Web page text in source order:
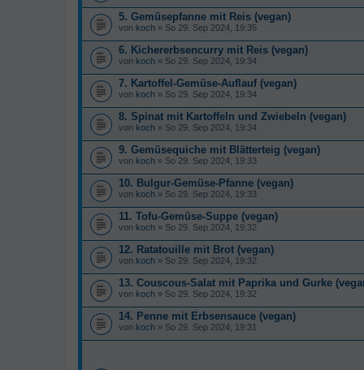
5. Gemüsepfanne mit Reis (vegan)
von koch » So 29. Sep 2024, 19:35
6. Kichererbsencurry mit Reis (vegan)
von koch » So 29. Sep 2024, 19:34
7. Kartoffel-Gemüse-Auflauf (vegan)
von koch » So 29. Sep 2024, 19:34
8. Spinat mit Kartoffeln und Zwiebeln (vegan)
von koch » So 29. Sep 2024, 19:34
9. Gemüsequiche mit Blätterteig (vegan)
von koch » So 29. Sep 2024, 19:33
10. Bulgur-Gemüse-Pfanne (vegan)
von koch » So 29. Sep 2024, 19:33
11. Tofu-Gemüse-Suppe (vegan)
von koch » So 29. Sep 2024, 19:32
12. Ratatouille mit Brot (vegan)
von koch » So 29. Sep 2024, 19:32
13. Couscous-Salat mit Paprika und Gurke
von koch » So 29. Sep 2024, 19:32
14. Penne mit Erbsensauce (vegan)
von koch » So 29. Sep 2024, 19:31